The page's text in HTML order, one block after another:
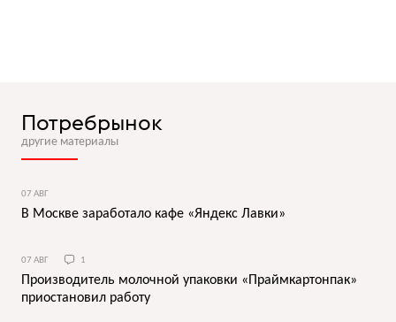
Потребрынок
другие материалы
07 АВГ
В Москве заработало кафе «Яндекс Лавки»
07 АВГ 1
Производитель молочной упаковки «Праймкартонпак»
приостановил работу